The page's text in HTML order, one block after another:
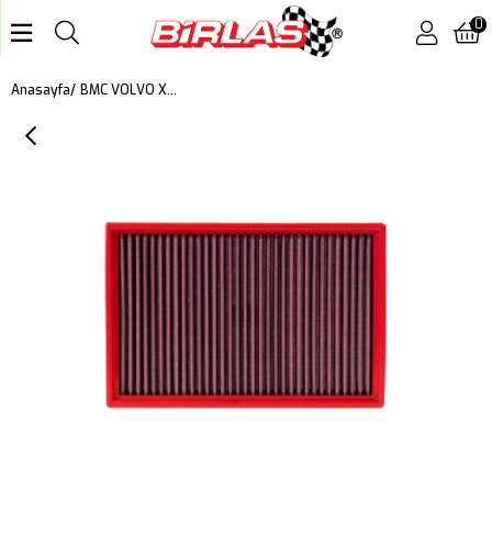
0
Anasayfa BMC VOLVO XC 70, V 70, S 80, S 60, S 40 KUTU İÇİ PERFORMANS HAVA FİLTRESİ FB257/01